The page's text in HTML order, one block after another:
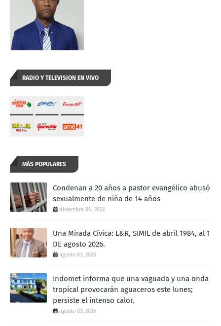
RADIO Y TELEVISION EN VIVO
MÁS POPULARES
Condenan a 20 años a pastor evangélico abusó
sexualmente de niña de 14 años
diciembre 04, 2023
Una Mirada Cívica: L&R, SIMIL de abril 1984, al 1
DE agosto 2026.
agosto 03, 2026
Indomet informa que una vaguada y una onda
tropical provocarán aguaceros este lunes;
persiste el intenso calor.
agosto 03, 2026